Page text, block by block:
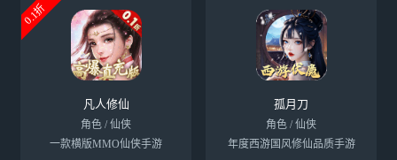
0.1折
凡人修仙
角色 / 仙侠
一款横版MMO仙侠手游
孤月刀
角色 / 仙侠
年度西游国风修仙品质手游